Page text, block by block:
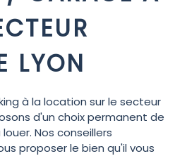
LYON
à la location sur le secteur
d'un choix permanent de
Nos conseillers
proposer le bien qu'il vous